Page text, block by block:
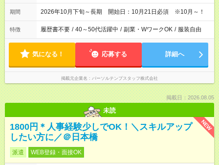
期間 2026年10月下旬～長期 開始日：10月21日必須 ※10月～！
特徴 履歴書不要 / 40～50代活躍中 / 副業・WワークOK / 服装自由
気になる！ 応募する 詳細へ
掲載元企業名 パーソルテンプスタッフ株式会社
掲載日：2026.08.05
未読
NEW
1800円＊人事経験少しでOK！＼スキルアップ
したい方に／＠日本橋
派遣 WEB登録・面接OK